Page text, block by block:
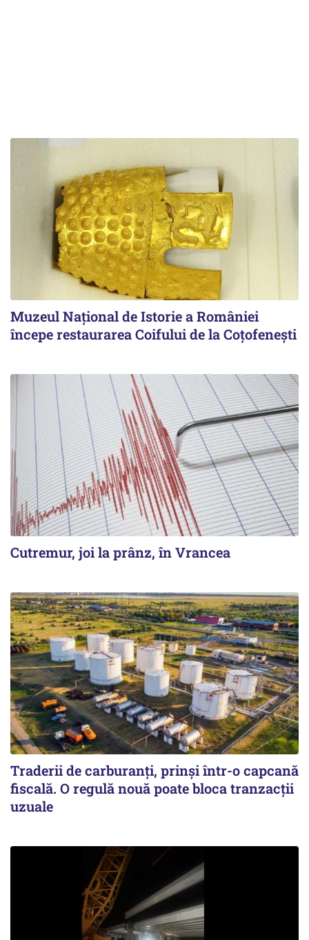
Muzeul Național de Istorie a României
începe restaurarea Coifului de la Coțofenești
Cutremur, joi la prânz, în Vrancea
Traderii de carburanți, prinși într-o capcană
fiscală. O regulă nouă poate bloca tranzacții
uzuale